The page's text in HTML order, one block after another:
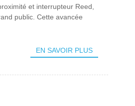
et interrupteur Reed,
public. Cette avancée
EN SAVOIR PLUS